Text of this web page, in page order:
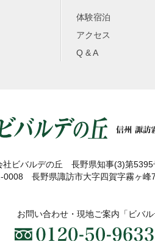
体験宿泊
アクセス
Q & A
社ビバルデの丘 長野県知事(3)第5395
0008 長野県諏訪市大字四賀字霧ヶ峰
お問い合わせ・現地ご案内 「ビバ